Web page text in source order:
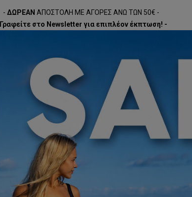
- ΔΩΡΕΑΝ ΑΠΟΣΤΟΛΗ ΜΕ ΑΓΟΡΕΣ ΑΝΩ ΤΩΝ 50€ -
στο Newsletter για επιπλέον έκπτωση! -